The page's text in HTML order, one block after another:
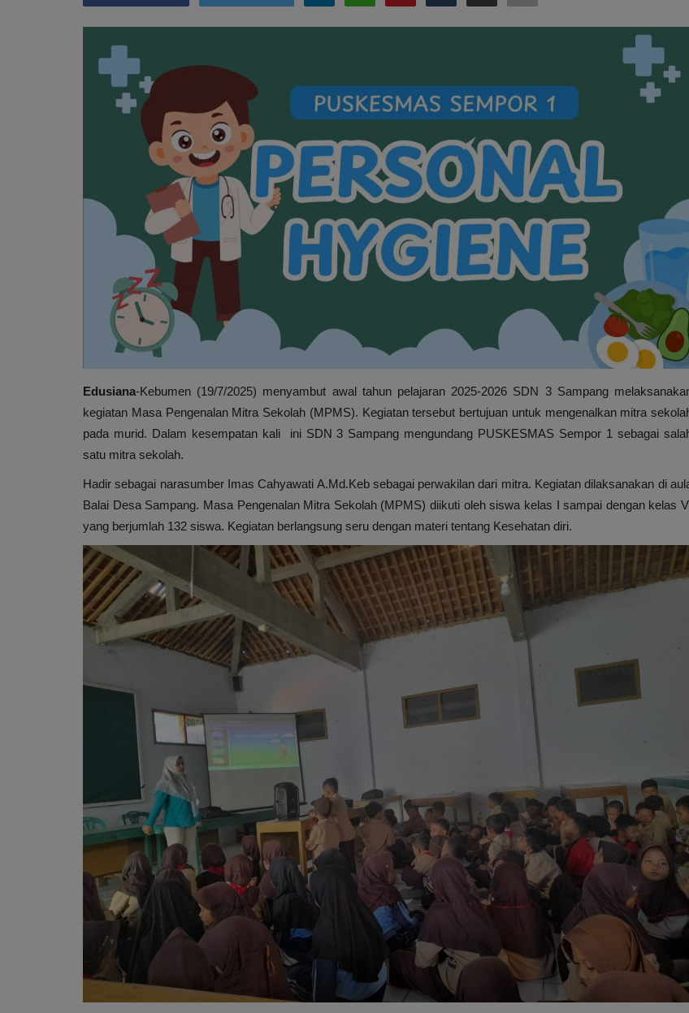
Edusiana-Kebumen (19/7/2025) menyambut awal tahun pelajaran 2025-2026 SDN 3 Sampang
kegiatan Masa Pengenalan Mitra Sekolah (MPMS). Kegiatan tersebut bertujuan untuk mengenalkan mitra
pada murid. Dalam kesempatan kali ini SDN 3 Sampang mengundang PUSKESMAS Sempor 1 sebagai
satu mitra sekolah.
Hadir sebagai narasumber Imas Cahyawati A.Md.Keb sebagai perwakilan dari mitra. Kegiatan dilaksanakan di
Balai Desa Sampang. Masa Pengenalan Mitra Sekolah (MPMS) diikuti oleh siswa kelas I sampai dengan kelas
yang berjumlah 132 siswa. Kegiatan berlangsung seru dengan materi tentang Kesehatan diri.